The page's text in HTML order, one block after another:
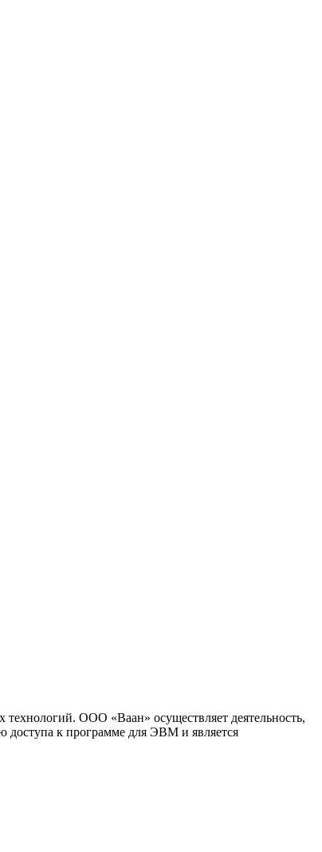
ООО «Ваан» осуществляет деятельность,
доступа к программе для ЭВМ и является